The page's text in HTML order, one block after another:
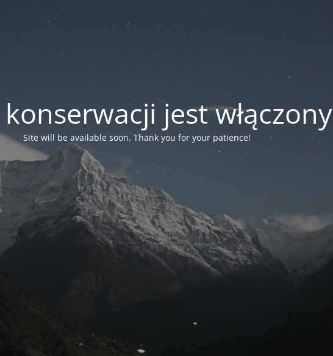
jest włączony
Site will be available soon. Thank you for your patience!